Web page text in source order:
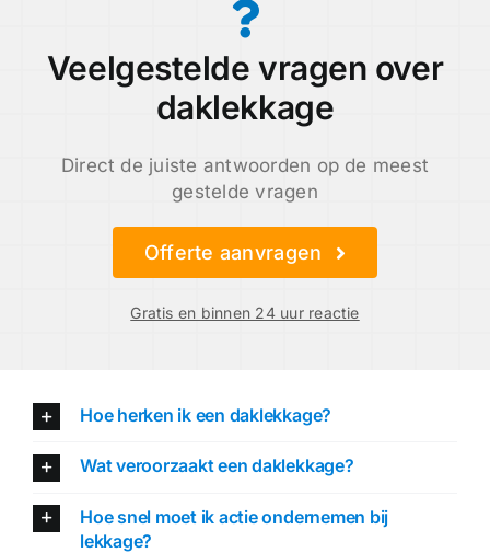
Veelgestelde vragen over
daklekkage
Direct de juiste antwoorden op de meest
gestelde vragen
Offerte aanvragen
Gratis en binnen 24 uur reactie
Hoe herken ik een daklekkage?
Wat veroorzaakt een daklekkage?
Hoe snel moet ik actie ondernemen bij
lekkage?